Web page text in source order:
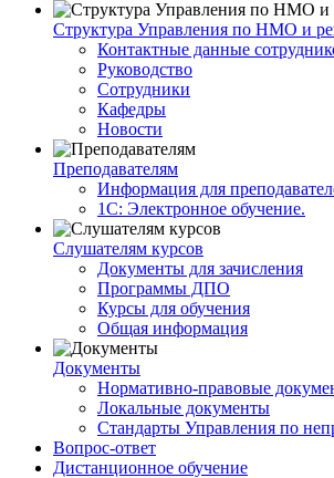
Структура Управления по НМО и
Контактные данные
Руководство
Сотрудники
Кафедры
Новости
Преподавателям
Информация для
1С: Электронное обучение.
Слушателям курсов
Документы для зачисления
Программы ДПО
Курсы для обучения
Общая информация
Документы
Нормативно-правовые
Локальные документы
Стандарты Управления по
Вопрос-ответ
Дистанционное обучение